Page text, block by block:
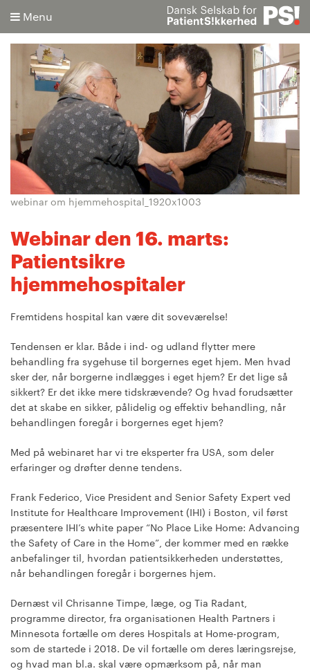
Menu
Søg
Avanceret søgning
webinar om hjemmehospital_1920x1003
Webinar den 16. marts:
Patientsikre
hjemmehospitaler
Fremtidens hospital kan være dit soveværelse!
Tendensen er klar. Både i ind- og udland flytter mere
behandling fra sygehuse til borgernes eget hjem. Men hvad
sker der, når borgerne indlægges i eget hjem? Er det lige så
sikkert? Er det ikke mere tidskrævende? Og hvad forudsætter
det at skabe en sikker, pålidelig og effektiv behandling, når
behandlingen foregår i borgernes eget hjem?
Med på webinaret har vi tre eksperter fra USA, som deler
erfaringer og drøfter denne tendens.
Frank Federico, Vice President and Senior Safety Expert ved
Institute for Healthcare Improvement (IHI) i Boston, vil først
præsentere IHI’s white paper “No Place Like Home: Advancing
the Safety of Care in the Home”, der kommer med en række
anbefalinger til, hvordan patientsikkerheden understøttes,
når behandlingen foregår i borgernes hjem.
Dernæst vil Chrisanne Timpe, læge, og Tia Radant,
programme director, fra organisationen Health Partners i
Minnesota fortælle om deres Hospitals at Home-program,
som de startede i 2018. De vil fortælle om deres læringsrejse,
og hvad man bl.a. skal være opmærksom på, når man